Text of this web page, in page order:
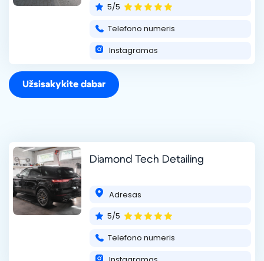
5/5
Telefono numeris
Instagramas
Užsisakykite dabar
Diamond Tech Detailing
Adresas
5/5
Telefono numeris